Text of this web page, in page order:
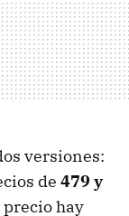
versiones:
de 479 y
precio hay